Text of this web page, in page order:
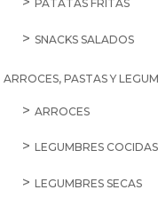
PATATAS FRITAS
SNACKS SALADOS
ARROCES, PASTAS Y
ARROCES
LEGUMBRES COCIDAS
LEGUMBRES SECAS